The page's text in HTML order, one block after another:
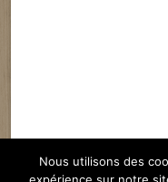
Nous utilisons des